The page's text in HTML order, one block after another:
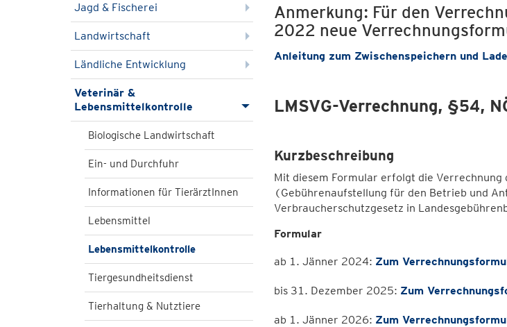
Jagd & Fischerei
Landwirtschaft
Ländliche Entwicklung
Veterinär &
Lebensmittelkontrolle
Biologische Landwirtschaft
Ein- und Durchfuhr
Informationen für TierärztInnen
Lebensmittel
Lebensmittelkontrolle
Tiergesundheitsdienst
Tierhaltung & Nutztiere
Anmerkung: Für den
2022 neue
Anleitung zum Zwischenspeichern und
LMSVG-Verrechnung, §54,
Kurzbeschreibung
Mit diesem Formular erfolgt die
(Gebührenaufstellung für den Betrieb und
Verbraucherschutzgesetz in
Formular
ab 1. Jänner 2024: Zum
bis 31. Dezember 2025: Zum
ab 1. Jänner 2026: Zum